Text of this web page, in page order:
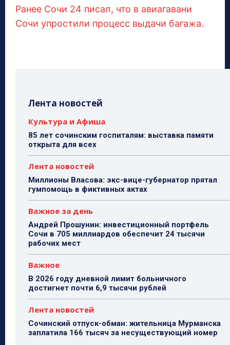
Ранее Сочи 24 писал, что в авиагавани
Сочи упростили процесс выдачи багажа.
Лента новостей
Культура и Афиша
85 лет сочинским госпиталям: выставка памяти
открыта для всех
Лента новостей
Миллионы Власова: экс-вице-губернатор прятал
гумпомощь в фиктивных актах
Важное за день
Андрей Прошунин: инвестиционный портфель
Сочи в 705 миллиардов обеспечит 24 тысячи
рабочих мест
Важное
В 2026 году дневной лимит больничного
достигнет почти 6,9 тысячи рублей
Лента новостей
Сочинский отпуск-обман: жительница Мурманска
заплатила 166 тысяч за несуществующий номер